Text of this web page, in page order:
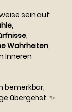
sein auf:
,
,
Wahrheiten,
Inneren
bemerkbar,
übergehst. ✨